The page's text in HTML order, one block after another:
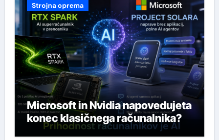
Strojna oprema
Microsoft in Nvidia napovedujeta
konec klasičnega računalnika?